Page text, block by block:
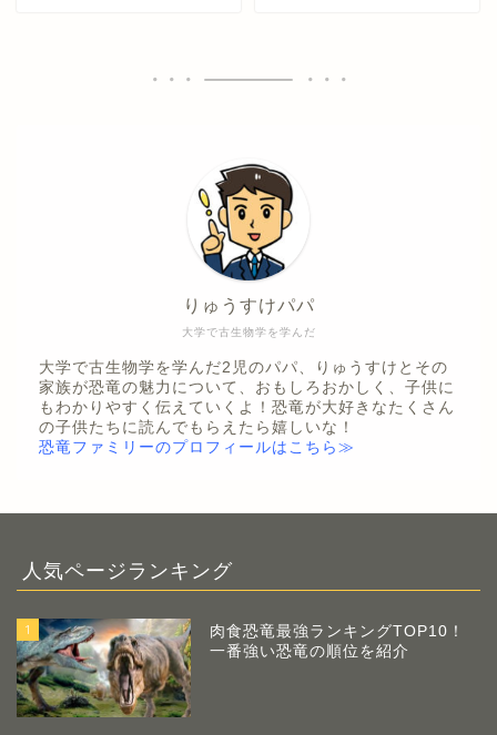
大学で古生物学を学んだ
りゅうすけパパ
大学で古生物学を学んだ2児のパパ、りゅうすけとその
家族が恐竜の魅力について、おもしろおかしく、子供に
もわかりやすく伝えていくよ！恐竜が大好きなたくさん
の子供たちに読んでもらえたら嬉しいな！
恐竜ファミリーのプロフィールはこちら≫
人気ページランキング
1
肉食恐竜最強ランキングTOP10！
一番強い恐竜の順位を紹介